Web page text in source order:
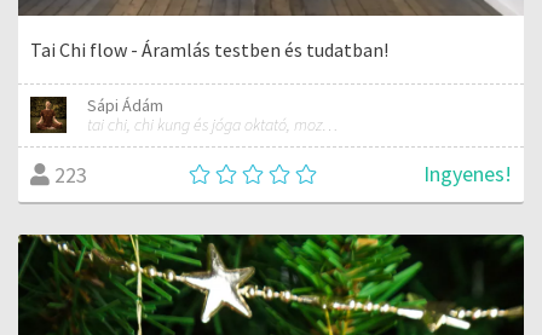
Tai Chi flow - Áramlás testben és tudatban!
Sápi Ádám
tai chi, chi kung és jóga oktató, mozgásterapeuta, buddhista tanító
223 Ingyenes!